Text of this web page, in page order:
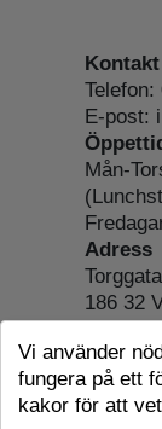
Kontakt
Telefon:
E-post:
Mån-
Adress
186 32
Org.nr:
Om
Vi använder
fungera på ett
kakor för att